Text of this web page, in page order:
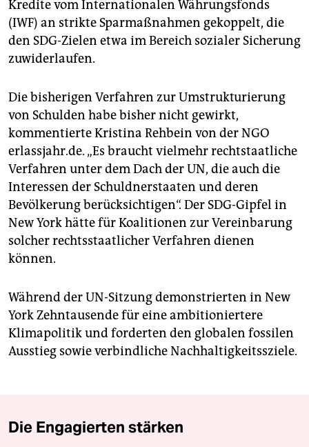
Kredite vom Internationalen Währungsfonds
(IWF) an strikte Sparmaßnahmen gekoppelt, die
den SDG-Zielen etwa im Bereich sozialer Sicherung
zuwiderlaufen.
Die bisherigen Verfahren zur Umstrukturierung
von Schulden habe bisher nicht gewirkt,
kommentierte Kristina Rehbein von der NGO
erlassjahr.de. „Es braucht vielmehr rechtstaatliche
Verfahren unter dem Dach der UN, die auch die
Interessen der Schuldnerstaaten und deren
Bevölkerung berücksichtigen“. Der SDG-Gipfel in
New York hätte für Koalitionen zur Vereinbarung
solcher rechtsstaatlicher Verfahren dienen
können.
Während der UN-Sitzung demonstrierten in New
York Zehntausende für eine ambitioniertere
Klimapolitik und forderten den globalen fossilen
Ausstieg sowie verbindliche Nachhaltigkeitssziele.
Die Engagierten stärken